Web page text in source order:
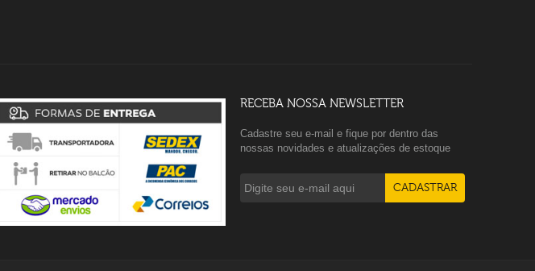
RECEBA NOSSA NEWSLETTER
Cadastre seu e-mail e fique por dentro das
nossas novidades e atualizações de estoque